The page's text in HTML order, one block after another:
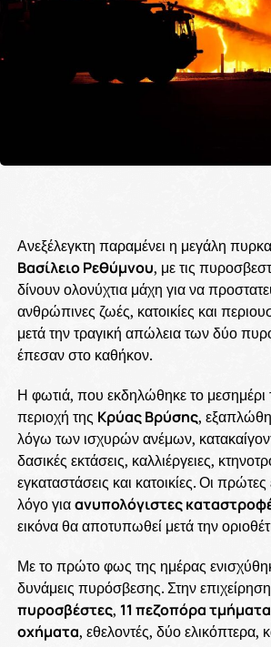
Ανεξέλεγκτη παραμένει η μεγάλη
Βασίλειο Ρεθύμνου, με τις
δίνουν ολονύχτια μάχη για να
ανθρώπινες ζωές, κατοικίες και
μετά την τραγική απώλεια των δύο
έπεσαν στο καθήκον.
Η φωτιά, που εκδηλώθηκε το μεσημέρι
περιοχή της Κρύας Βρύσης,
λόγω των ισχυρών ανέμων,
δασικές εκτάσεις, καλλιέργειες,
εγκαταστάσεις και κατοικίες. Οι
λόγο γιαανυπολόγιστες
εικόνα θα αποτυπωθεί μετά την
Με το πρώτο φως της ημέρας
δυνάμεις πυρόσβεσης. Στην
πυροσβέστες, 11 πεζοπόρα
οχήματα, εθελοντές, δύο ελικόπτερα,